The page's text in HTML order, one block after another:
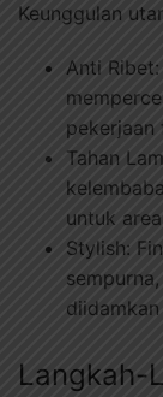
Keunggulan
Anti
pekerjaan
Tahan
untuk
Stylish:
diidamkan
Langkah-